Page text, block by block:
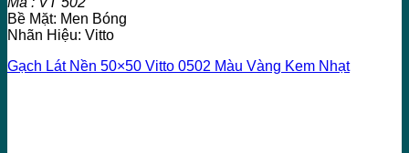
Bề Mặt: Men Bóng
Nhãn Hiệu: Vitto
Gạch Lát Nền 50×50 Vitto 0502 Màu Vàng Kem Nhạt